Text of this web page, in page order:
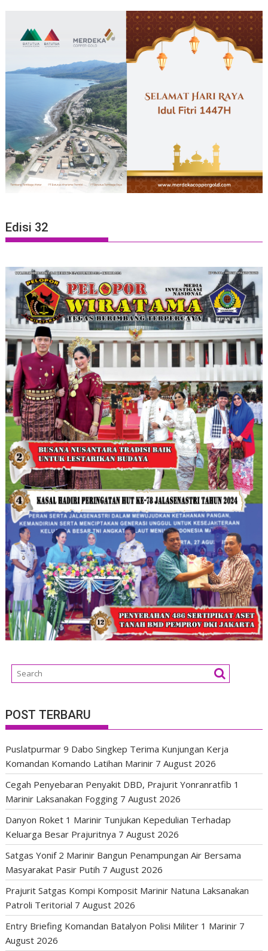
Edisi 32
POST TERBARU
Puslatpurmar 9 Dabo Singkep Terima Kunjungan Kerja
Komandan Komando Latihan Marinir 7 August 2026
Cegah Penyebaran Penyakit DBD, Prajurit Yonranratfib 1
Marinir Laksanakan Fogging 7 August 2026
Danyon Roket 1 Marinir Tunjukan Kepedulian Terhadap
Keluarga Besar Prajuritnya 7 August 2026
Satgas Yonif 2 Marinir Bangun Penampungan Air Bersama
Masyarakat Pasir Putih 7 August 2026
Prajurit Satgas Kompi Komposit Marinir Natuna Laksanakan
Patroli Teritorial 7 August 2026
Entry Briefing Komandan Batalyon Polisi Militer 1 Marinir 7
August 2026